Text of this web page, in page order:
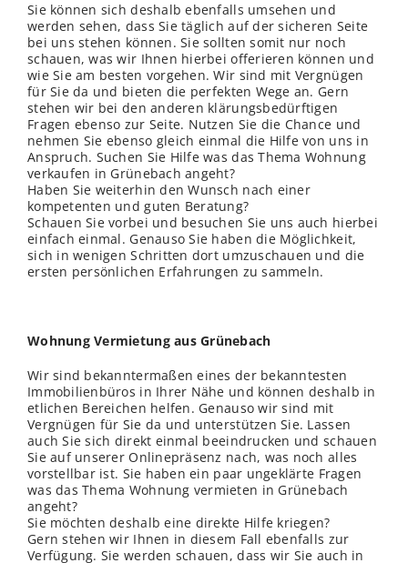
Sie können sich deshalb ebenfalls umsehen und
werden sehen, dass Sie täglich auf der sicheren Seite
bei uns stehen können. Sie sollten somit nur noch
schauen, was wir Ihnen hierbei offerieren können und
wie Sie am besten vorgehen. Wir sind mit Vergnügen
für Sie da und bieten die perfekten Wege an. Gern
stehen wir bei den anderen klärungsbedürftigen
Fragen ebenso zur Seite. Nutzen Sie die Chance und
nehmen Sie ebenso gleich einmal die Hilfe von uns in
Anspruch. Suchen Sie Hilfe was das Thema Wohnung
verkaufen in Grünebach angeht?
Haben Sie weiterhin den Wunsch nach einer
kompetenten und guten Beratung?
Schauen Sie vorbei und besuchen Sie uns auch hierbei
einfach einmal. Genauso Sie haben die Möglichkeit,
sich in wenigen Schritten dort umzuschauen und die
ersten persönlichen Erfahrungen zu sammeln.
Wohnung Vermietung aus Grünebach
Wir sind bekanntermaßen eines der bekanntesten
Immobilienbüros in Ihrer Nähe und können deshalb in
etlichen Bereichen helfen. Genauso wir sind mit
Vergnügen für Sie da und unterstützen Sie. Lassen
auch Sie sich direkt einmal beeindrucken und schauen
Sie auf unserer Onlinepräsenz nach, was noch alles
vorstellbar ist. Sie haben ein paar ungeklärte Fragen
was das Thema Wohnung vermieten in Grünebach
angeht?
Sie möchten deshalb eine direkte Hilfe kriegen?
Gern stehen wir Ihnen in diesem Fall ebenfalls zur
Verfügung. Sie werden schauen, dass wir Sie auch in